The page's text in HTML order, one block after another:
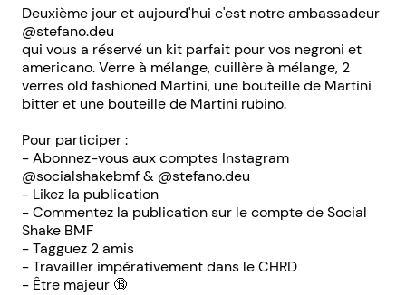
Deuxième jour et aujourd'hui c'est notre ambassadeur
@stefano.deu
qui vous a réservé un kit parfait pour vos negroni et
americano. Verre à mélange, cuillère à mélange, 2
verres old fashioned Martini, une bouteille de Martini
bitter et une bouteille de Martini rubino.
Pour participer :
- Abonnez-vous aux comptes Instagram
@socialshakebmf & @stefano.deu
- Likez la publication
- Commentez la publication sur le compte de Social
Shake BMF
- Tagguez 2 amis
- Travailler impérativement dans le CHRD
- Être majeur 🔞